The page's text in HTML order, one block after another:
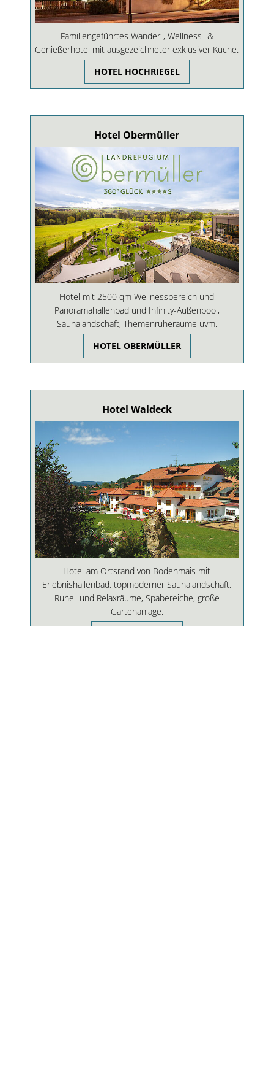
Familiengeführtes Wander-, Wellness- &
Genießerhotel mit ausgezeichneter exklusiver Küche.
HOTEL HOCHRIEGEL
Hotel Obermüller
Hotel mit 2500 qm Wellnessbereich und
Panoramahallenbad und Infinity-Außenpool,
Saunalandschaft, Themenruheräume uvm.
HOTEL OBERMÜLLER
Hotel Waldeck
Hotel am Ortsrand von Bodenmais mit
Erlebnishallenbad, topmoderner Saunalandschaft,
Ruhe- und Relaxräume, Spabereiche, große
Gartenanlage.